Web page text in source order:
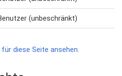
(unbeschränkt)
diese Seite ansehen.